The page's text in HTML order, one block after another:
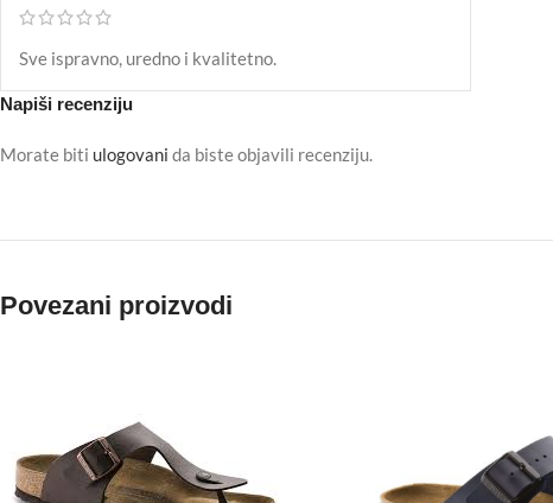
Sve ispravno, uredno i kvalitetno.
Napiši recenziju
Morate biti ulogovani da biste objavili recenziju.
Povezani proizvodi